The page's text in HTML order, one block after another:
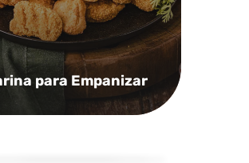
para Empanizar